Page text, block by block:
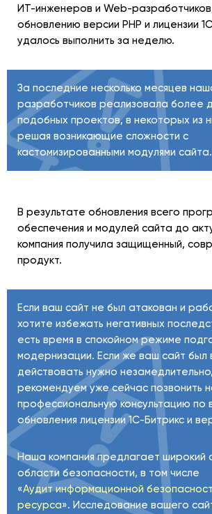
ИТ-инженеров и Web-
обновлению версии PHP и лицензии
удалось выполнить за неделю.
За последние несколько месяцев
разработчиков реализовала более
подобных проектов, в некоторых из
решая возникающие сложности с
кастомизированными модулями сайта.
В результате обновления всего
обеспечения и модулей сайта до
компания получила защищенный,
продукт.
Если ваш сайт не был атакован и
хотите избежать негативных
есть время в спокойном режиме
модернизации. Если же ваш сайт был
действовать нужно
рекомендуем уже сейчас позвонить
профессиональную консультацию по
обновления лицензии 1С-Битрикс и
Наша компания предлагает широкий
области безопасности, в том числе
«Аудит информационной
ресурса». Исследование вашего